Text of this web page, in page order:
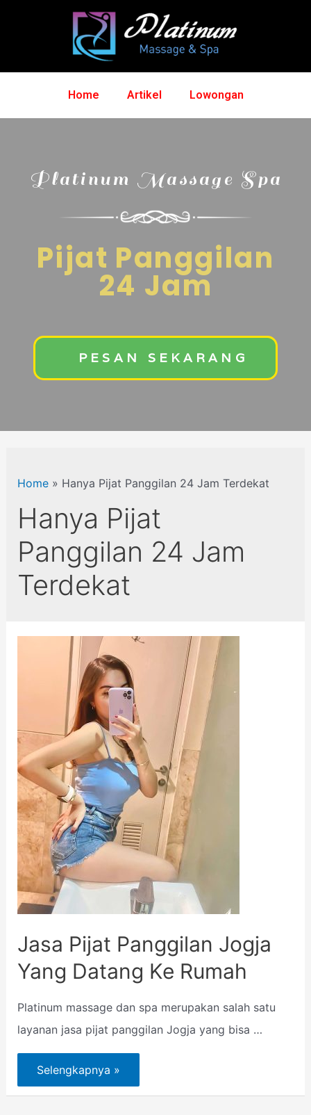
Home Artikel Lowongan
Platinum Massage Spa
Pijat Panggilan
24 Jam
PESAN SEKARANG
Home» Hanya Pijat Panggilan 24 Jam Terdekat
Hanya Pijat
Panggilan 24 Jam
Terdekat
Jasa Pijat Panggilan Jogja
Yang Datang Ke Rumah
Platinum massage dan spa merupakan salah satu
layanan jasa pijat panggilan Jogja yang bisa …
Selengkapnya »